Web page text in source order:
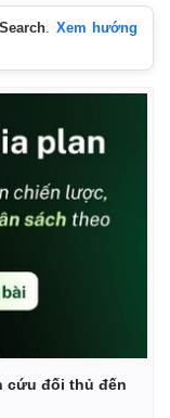
. Xem hướng
cứu đối thủ đến